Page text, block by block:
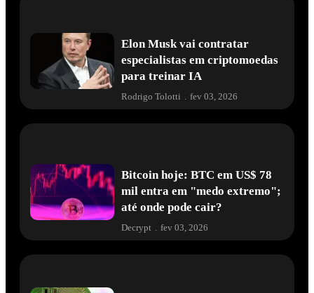
Elon Musk vai contratar
especialistas em criptomoedas
para treinar IA
Rodrigo Tolotti fev 03, 2026
Bitcoin hoje: BTC em US$ 78
mil entra em "medo extremo";
até onde pode cair?
Decrypt . fev 03, 2026